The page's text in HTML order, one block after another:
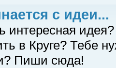
с идеи...
интересная
в Круге? Тебе
Пиши сюда!